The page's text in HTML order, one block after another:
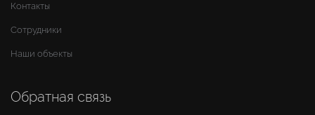
Контакты
Сотрудники
Наши объекты
Обратная связь